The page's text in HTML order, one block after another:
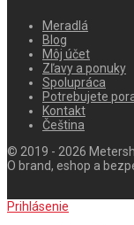
Meradlá
Blog
Môj účet
Zľavy a ponuky
Spolupráca
Potrebujete
Kontakt
Čeština
© 2019 - 2026
O brand, eshop a
Prihlásenie